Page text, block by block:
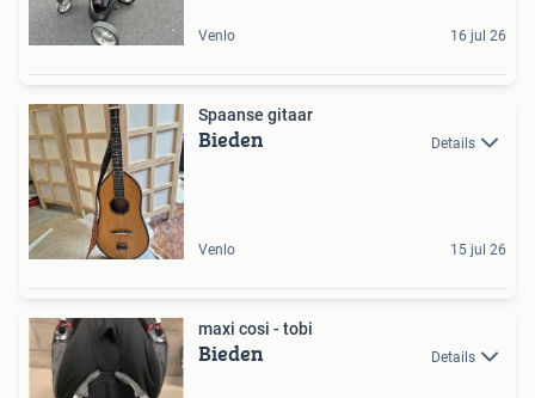
Venlo 16 jul 26
Spaanse gitaar
Bieden Details
Venlo 15 jul 26
maxi cosi - tobi
Bieden Details